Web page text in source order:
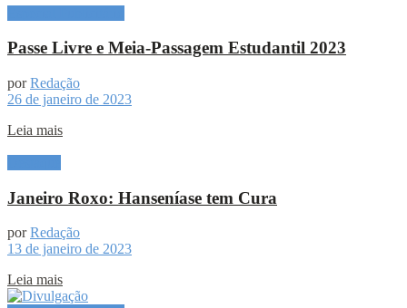
Passe Livre e Meia-Passagem Estudantil 2023
por Redação
26 de janeiro de 2023
Leia mais
Janeiro Roxo: Hanseníase tem Cura
por Redação
13 de janeiro de 2023
Leia mais